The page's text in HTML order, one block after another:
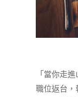
「當你走
職位返台，